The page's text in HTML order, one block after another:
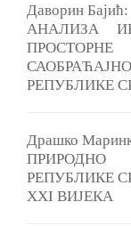
Даворин Бајић:
АНАЛИЗА
РЕПУБЛИКЕ
Драшко
ПРИРОДНО
РЕПУБЛИКЕ
XXI ВИЈЕКА